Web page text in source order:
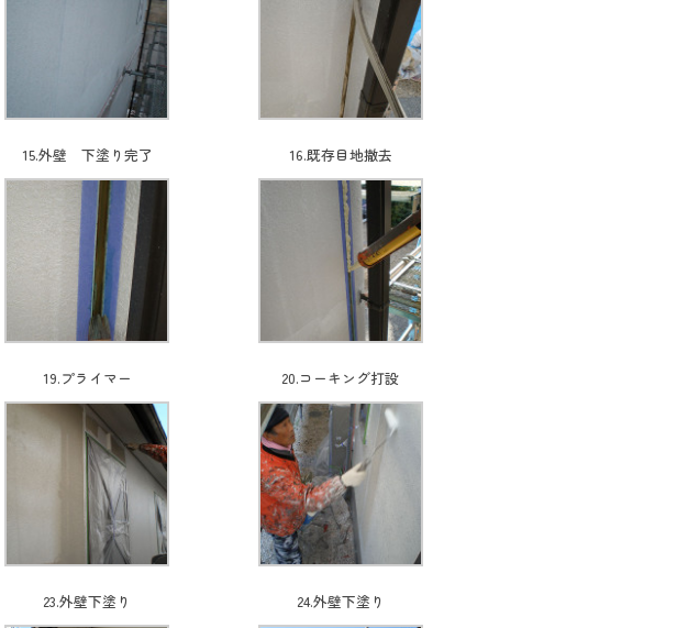
15.外壁 下塗り完了 16.既存目地撤去
19.プライマー 20.コーキング打設
23.外壁下塗り 24.外壁下塗り